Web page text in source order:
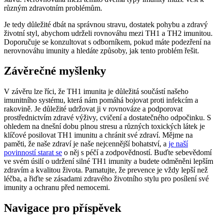
různým zdravotním problémům.
Je tedy důležité dbát na správnou stravu, dostatek pohybu a zdravý
životní styl, abychom udrželi rovnováhu mezi TH1 a TH2 imunitou.
Doporučuje se konzultovat s odborníkem, pokud máte podezření na
nerovnováhu imunity a hledáte způsoby, jak tento problém řešit.
Závěrečné myšlenky
V závěru lze říci, že TH1 imunita je důležitá součástí našeho
imunitního systému, která nám pomáhá bojovat proti infekcím a
rakovině. Je důležité udržovat ji v rovnováze a podporovat
prostřednictvím zdravé výživy, cvičení a dostatečného odpočinku. S
ohledem na dnešní dobu plnou stresu a různých toxických látek je
klíčové posilovat TH1 imunitu a chránit své zdraví. Mějme na
paměti, že naše zdraví je naše nejcennější bohatství, a je naší
povinností starat se o něj s péčí a zodpovědností. Buďte sebevědomí
ve svém úsilí o udržení silné TH1 imunity a budete odměněni lepším
zdravím a kvalitou života. Pamatujte, že prevence je vždy lepší než
léčba, a řiďte se zásadami zdravého životního stylu pro posílení své
imunity a ochranu před nemocemi.
Navigace pro příspěvek